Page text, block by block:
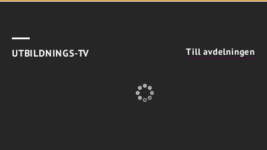
UTBILDNINGS-TV Till avdelningen